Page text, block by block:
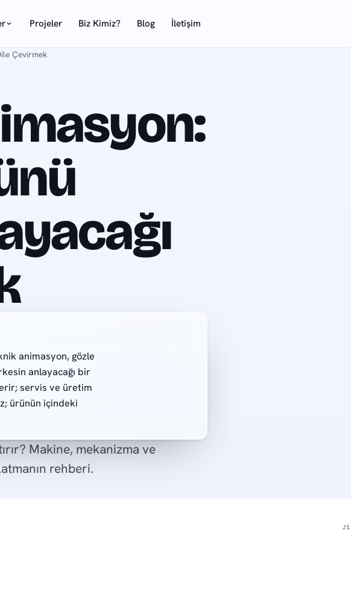
Projeler Biz Kimiz? Blog İletişim
Çevirmek
animasyon, gözle
anlayacağı bir
servis ve üretim
ürünün içindeki
Makine, mekanizma ve
rehberi.